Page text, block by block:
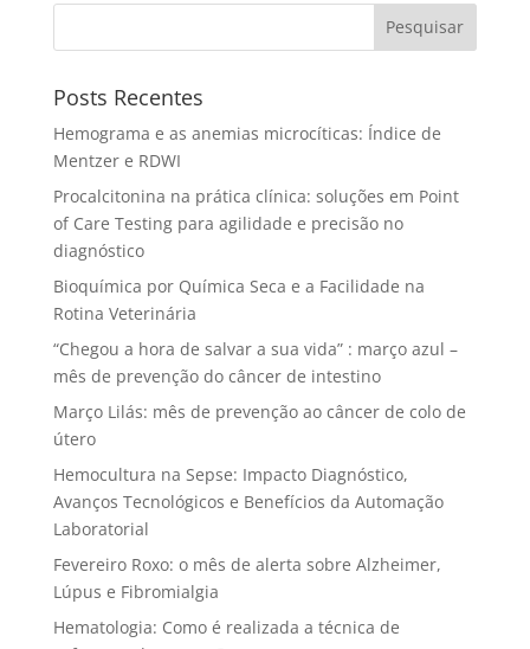
Pesquisar
Posts Recentes
Hemograma e as anemias microcíticas: Índice de
Mentzer e RDWI
Procalcitonina na prática clínica: soluções em Point
of Care Testing para agilidade e precisão no
diagnóstico
Bioquímica por Química Seca e a Facilidade na
Rotina Veterinária
“Chegou a hora de salvar a sua vida” : março azul –
mês de prevenção do câncer de intestino
Março Lilás: mês de prevenção ao câncer de colo de
útero
Hemocultura na Sepse: Impacto Diagnóstico,
Avanços Tecnológicos e Benefícios da Automação
Laboratorial
Fevereiro Roxo: o mês de alerta sobre Alzheimer,
Lúpus e Fibromialgia
Hematologia: Como é realizada a técnica de